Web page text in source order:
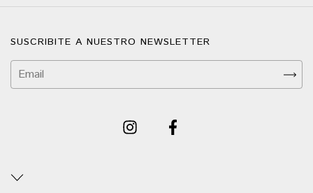
SUSCRIBITE A NUESTRO NEWSLETTER